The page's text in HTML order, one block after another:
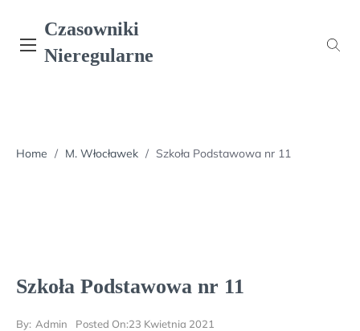
content
Czasowniki
Nieregularne
Home / M. Włocławek / Szkoła Podstawowa nr 11
Szkoła Podstawowa nr 11
By: Admin Posted On:23 Kwietnia 2021